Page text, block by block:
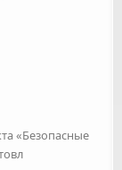
«Безопасные